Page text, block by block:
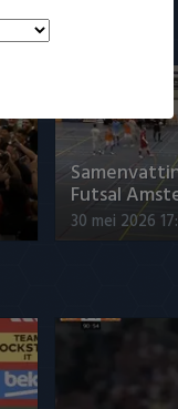
Futsal
30 mei 2026